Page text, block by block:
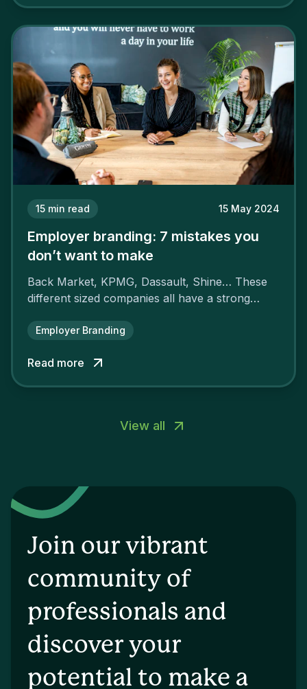
15 min read 15 May 2024
Employer branding: 7 mistakes you
don’t want to make
Back Market, KPMG, Dassault, Shine… These
different sized companies all have a strong
attractiveness and loyalty and makes their
Employer Branding
Read more
View all
Join our vibrant
community of
professionals and
discover your
potential to make a